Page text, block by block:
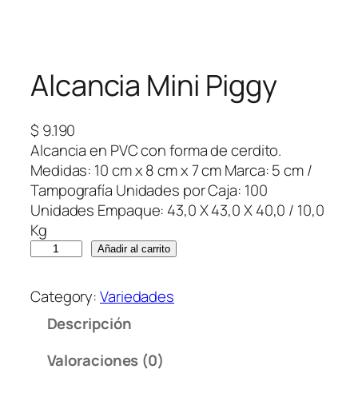
Alcancia Mini Piggy
$ 9.190
Alcancia en PVC con forma de cerdito.
Medidas: 10 cm x 8 cm x 7 cm Marca: 5 cm /
Tampografía Unidades por Caja: 100
Unidades Empaque: 43,0 X 43,0 X 40,0 / 10,0
Kg
c
a
Añadir al carrito
Category:Variedades
Descripción
Valoraciones (0)